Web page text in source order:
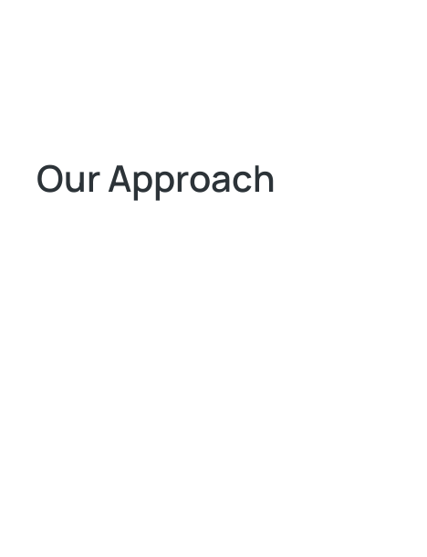
Our Approach